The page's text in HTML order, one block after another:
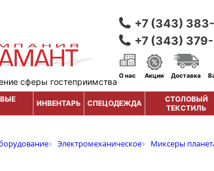
сферы гостеприимства
+7 (343)
+7 (343)
О нас Акции Доставка
ИНВЕНТАРЬ СПЕЦОДЕЖДА
СТОЛОВЫЙ
ТЕКСТИЛЬ
Электромеханическое Миксеры